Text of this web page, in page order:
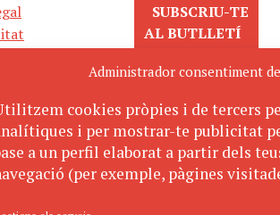
Administrador consentiment
cookies pròpies i de tercers
i per mostrar-te publicitat
a un perfil elaborat a partir dels
(per exemple, pàgines
SUBSCRIU-TE
AL BUTLLETÍ